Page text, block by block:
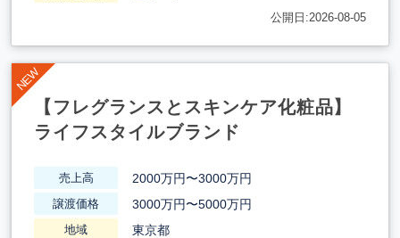
公開日:2026-08-05
【フレグランスとスキンケア化粧品】
ライフスタイルブランド
売上高 2000万円〜3000万円
譲渡価格 3000万円〜5000万円
地域 東京都